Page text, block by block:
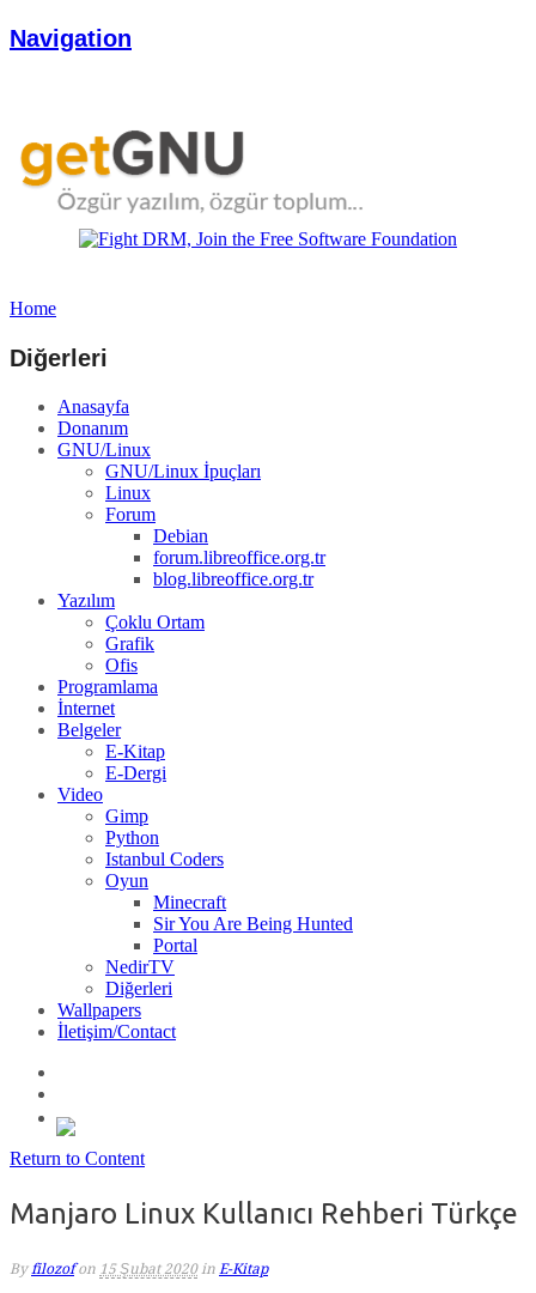
Navigation
Home
Diğerleri
Anasayfa
Donanım
GNU/Linux
GNU/Linux İpuçları
Linux
Forum
Debian
forum.libreoffice.org.tr
blog.libreoffice.org.tr
Yazılım
Çoklu Ortam
Grafik
Ofis
Programlama
İnternet
Belgeler
E-Kitap
E-Dergi
Video
Gimp
Python
Istanbul Coders
Oyun
Minecraft
Sir You Are Being Hunted
Portal
NedirTV
Diğerleri
Wallpapers
İletişim/Contact
Return to Content
Manjaro Linux Kullanıcı Rehberi Türkçe
By filozof on 15 Şubat 2020 in E-Kitap